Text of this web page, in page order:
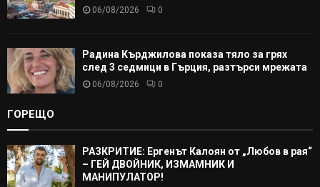
06/08/2026 0
Радина Кърджилова показа тяло за грях
след 3 седмици в Гърция, разтърси мрежата
06/08/2026 0
ГОРЕЩО
РАЗКРИТИЕ: Ергенът Калоян от „Любов в рая“
– ГЕЙ ДВОЙНИК, ИЗМАМНИК И
МАНИПУЛАТОР!